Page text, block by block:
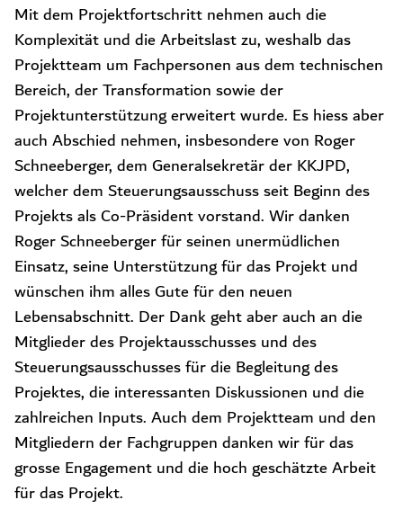
Mit dem Projektfortschritt nehmen auch die
Komplexität und die Arbeitslast zu, weshalb das
Projektteam um Fachpersonen aus dem technischen
Bereich, der Transformation sowie der
Projektunterstützung erweitert wurde. Es hiess aber
auch Abschied nehmen, insbesondere von Roger
Schneeberger, dem Generalsekretär der KKJPD,
welcher dem Steuerungsausschuss seit Beginn des
Projekts als Co-Präsident vorstand. Wir danken
Roger Schneeberger für seinen unermüdlichen
Einsatz, seine Unterstützung für das Projekt und
wünschen ihm alles Gute für den neuen
Lebensabschnitt. Der Dank geht aber auch an die
Mitglieder des Projektausschusses und des
Steuerungsausschusses für die Begleitung des
Projektes, die interessanten Diskussionen und die
zahlreichen Inputs. Auch dem Projektteam und den
Mitgliedern der Fachgruppen danken wir für das
grosse Engagement und die hoch geschätzte Arbeit
für das Projekt.